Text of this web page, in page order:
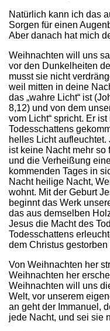
Natürlich kann ich das
Sorgen für einen
Aber danach hat mich
Weihnachten will uns
vor den Dunkelheiten
musst sie nicht
weil mitten in deine
das „wahre Licht“ ist
8,12) und von dem
vom Licht“ spricht. Er
Todesschattens
helles Licht aufleuchtet.
ist keine Nacht mehr so
und die Verheißung
kommenden Tages in
Nacht heilige Nacht,
wohnt. Mit der Geburt
beginnt das Werk
das aus demselben
Jesus die Macht des
Todesschattens
dem Christus
Von Weihnachten her
Weihnachten her
Weih­nachten will uns
Welt, vor unserem
an geht der Immanuel,
jede Nacht, und sei sie